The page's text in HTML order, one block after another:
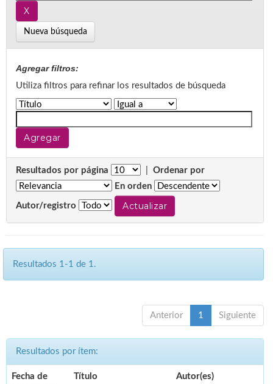
Nueva búsqueda
Agregar filtros:
Utiliza filtros para refinar los resultados de búsqueda
Resultados por página
Ordenar por
En orden
Autor/registro
Resultados 1-1 de 1.
Anterior 1 Siguiente
Resultados por ítem:
Fecha de
Título Autor(es)